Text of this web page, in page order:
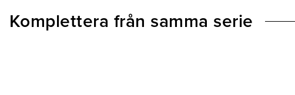
Komplettera från samma serie